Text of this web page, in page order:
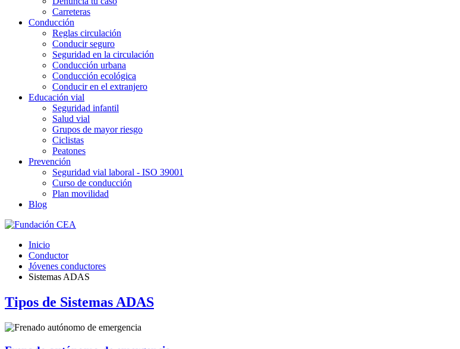
Carreteras
Conducción
Reglas circulación
Conducir seguro
Seguridad en la circulación
Conducción urbana
Conducción ecológica
Conducir en el extranjero
Educación vial
Seguridad infantil
Salud vial
Grupos de mayor riesgo
Ciclistas
Peatones
Prevención
Seguridad vial laboral - ISO 39001
Curso de conducción
Plan movilidad
Blog
Inicio
Conductor
Jóvenes conductores
Sistemas ADAS
Tipos de Sistemas ADAS